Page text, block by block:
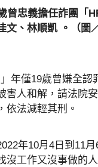
曾忠義擔任詐團「
文、林順凱 。（圖
年僅19歲曾嫌全認
害人和解，請法院
依法減輕其刑。
年10月4日到11月
沒工作又沒事做的